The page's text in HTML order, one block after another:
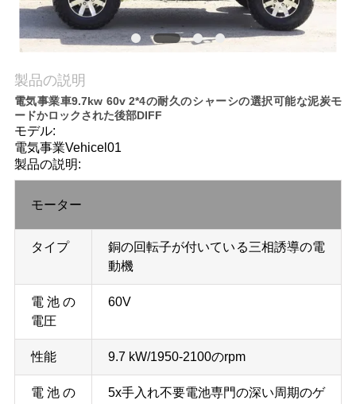
に
連
絡
し
な
さ
製品の説明
電気事業車9.7kw 60v 2*4の耐久のシャーシの選択可能な泥炭モ
ードかロックされた後部DIFF
モデル:
電気事業Vehicel01
製品の説明:
モーター
タイプ
銅の回転子が付いている三相誘導の電
動機
電池の
電圧
60V
性能 9.7 kW/1950-2100のrpm
電池の
5x手入れ不要電池専門の深い周期のゲ